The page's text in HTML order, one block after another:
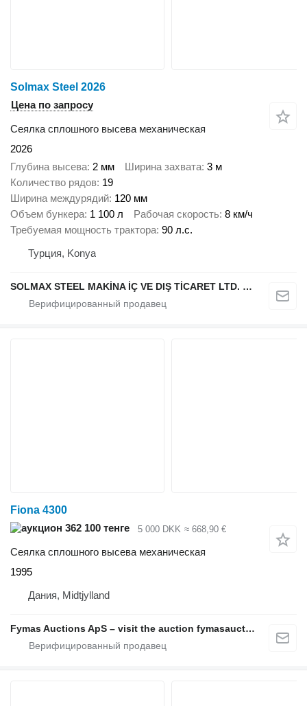
Solmax Steel 2026
Цена по запросу
Сеялка сплошного высева механическая
2026
Глубина высева 2 мм Ширина захвата 3 м
Количество рядов 19
Ширина междурядий 120 мм
Объем бункера 1 100 л Рабочая скорость 8 км/ч
Требуемая мощность трактора 90 л.с.
Турция, Konya
SOLMAX STEEL MAKİNA İÇ VE DIŞ TİCARET LTD. ŞTİ.
Fiona 4300
362 100 тенге
5 000 DKK ≈ 668,90 €
Сеялка сплошного высева механическая
1995
Дания, Midtjylland
Fymas Auctions ApS – visit the auction fymasauctions.dk